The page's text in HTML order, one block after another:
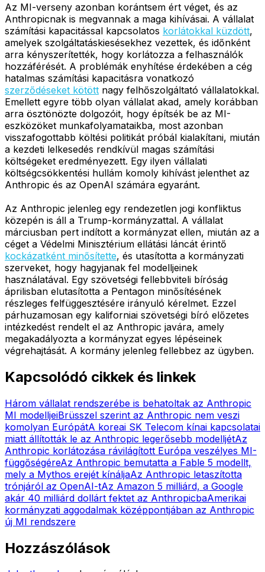
Az MI-verseny azonban korántsem ért véget, és az
Anthropicnak is megvannak a maga kihívásai. A vállalat
számítási kapacitással kapcsolatos korlátokkal küzdött,
amelyek szolgáltatáskiesésekhez vezettek, és időnként
arra kényszerítették, hogy korlátozza a felhasználók
hozzáférését. A problémák enyhítése érdekében a cég
hatalmas számítási kapacitásra vonatkozó
szerződéseket kötött nagy felhőszolgáltató vállalatokkal.
Emellett egyre több olyan vállalat akad, amely korábban
arra ösztönözte dolgozóit, hogy építsék be az MI-
eszközöket munkafolyamataikba, most azonban
visszafogottabb költési politikát próbál kialakítani, miután
a kezdeti lelkesedés rendkívül magas számítási
költségeket eredményezett. Egy ilyen vállalati
költségcsökkentési hullám komoly kihívást jelenthet az
Anthropic és az OpenAI számára egyaránt.
Az Anthropic jelenleg egy rendezetlen jogi konfliktus
közepén is áll a Trump-kormányzattal. A vállalat
márciusban pert indított a kormányzat ellen, miután az a
céget a Védelmi Minisztérium ellátási láncát érintő
kockázatként minősítette, és utasította a kormányzati
szerveket, hogy hagyjanak fel modelljeinek
használatával. Egy szövetségi fellebbviteli bíróság
áprilisban elutasította a Pentagon minősítésének
részleges felfüggesztésére irányuló kérelmet. Ezzel
párhuzamosan egy kaliforniai szövetségi bíró előzetes
intézkedést rendelt el az Anthropic javára, amely
megakadályozta a kormányzat egyes lépéseinek
végrehajtását. A kormány jelenleg fellebbez az ügyben.
Kapcsolódó cikkek és linkek
Három vállalat rendszerébe is behatoltak az Anthropic
MI modelljeiBrüsszel szerint az Anthropic nem veszi
komolyan EurópátA koreai SK Telecom kínai kapcsolatai
miatt állították le az Anthropic legerősebb modelljétAz
Anthropic korlátozása rávilágított Európa veszélyes MI-
függőségéreAz Anthropic bemutatta a Fable 5 modellt,
mely a Mythos erejét kínáljaAz Anthropic letaszította
trónjáról az OpenAI-tAz Amazon 5 milliárd, a Google
akár 40 milliárd dollárt fektet az AnthropicbaAmerikai
kormányzati aggodalmak középpontjában az Anthropic
új MI rendszere
Hozzászólások